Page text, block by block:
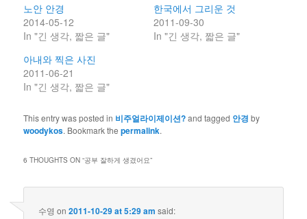
노안 안경
2014-05-12
In "긴 생각, 짧은 글"
한국에서 그리운 것
2011-09-30
In "긴 생각, 짧은 글"
아내와 찍은 사진
2011-06-21
In "긴 생각, 짧은 글"
This entry was posted in 비주얼라이제이션?and tagged 안경 by
woodykos. Bookmark thepermalink.
6 THOUGHTS ON “공부 잘하게 생겼어요”
수영 on2011-10-29 at 5:29 am said: